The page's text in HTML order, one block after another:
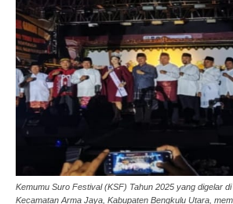
Kemumu Suro Festival (KSF) Tahun 2025 yang digelar
Kecamatan Arma Jaya, Kabupaten Bengkulu Utara,